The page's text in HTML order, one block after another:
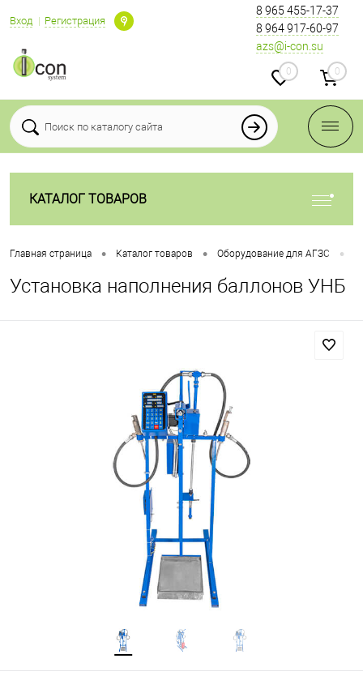
Вход Регистрация
8 965 455-17-37
8 964 917-60-97
azs@i-con.su
0 0
КАТАЛОГ ТОВАРОВ
Главная страница • Каталог товаров • Оборудование для АГЗС •
Установка наполнения баллонов УНБ